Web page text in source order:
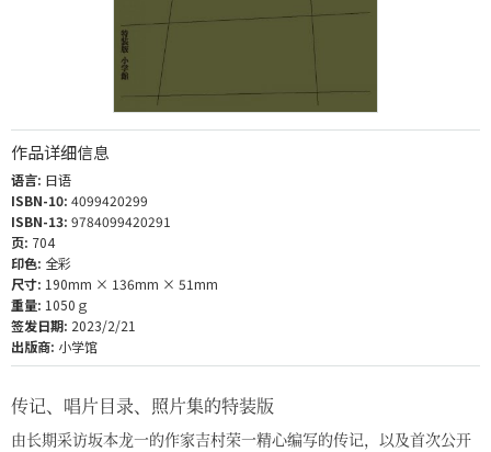
作品详细信息
语言: 日语
ISBN-10: 4099420299
ISBN-13: 9784099420291
页: 704
印色: 全彩
尺寸: 190mm × 136mm × 51mm
重量: 1050ｇ
签发日期: 2023/2/21
出版商: 小学馆
传记、唱片目录、照片集的特装版
由长期采访坂本龙一的作家吉村荣一精心编写的传记，以及首次公开